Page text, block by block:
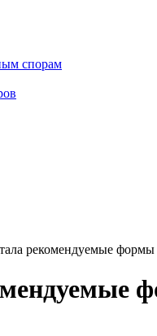
спорам
рекомендуемые формы